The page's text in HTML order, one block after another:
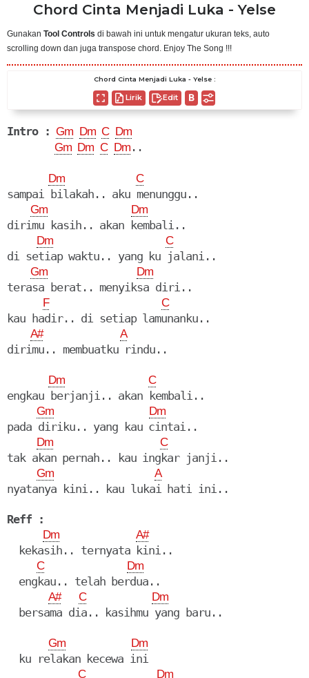
Chord Cinta Menjadi Luka - Yelse
Gunakan Tool Controls di bawah ini untuk mengatur ukuran teks, auto
scrolling down dan juga transpose chord. Enjoy The Song !!!
Chord Cinta Menjadi Luka - Yelse :
Lirik Edit
Intro : Gm Dm C Dm
Gm Dm C Dm..
Dm C
sampai bilakah.. aku menunggu..
Gm Dm
dirimu kasih.. akan kembali..
Dm C
di setiap waktu.. yang ku jalani..
Gm Dm
terasa berat.. menyiksa diri..
F C
kau hadir.. di setiap lamunanku..
A# A
Dm C
engkau berjanji.. akan kembali..
Gm Dm
pada diriku.. yang kau cintai..
Dm C
tak akan pernah.. kau ingkar janji..
Gm A
nyatanya kini.. kau lukai hati ini..
Reff :
Dm A#
  kekasih.. ternyata kini..
C Dm
  engkau.. telah berdua..
A# C Dm
  bersama dia.. kasihmu yang baru..
Gm Dm
  ku relakan kecewa ini
C Dm